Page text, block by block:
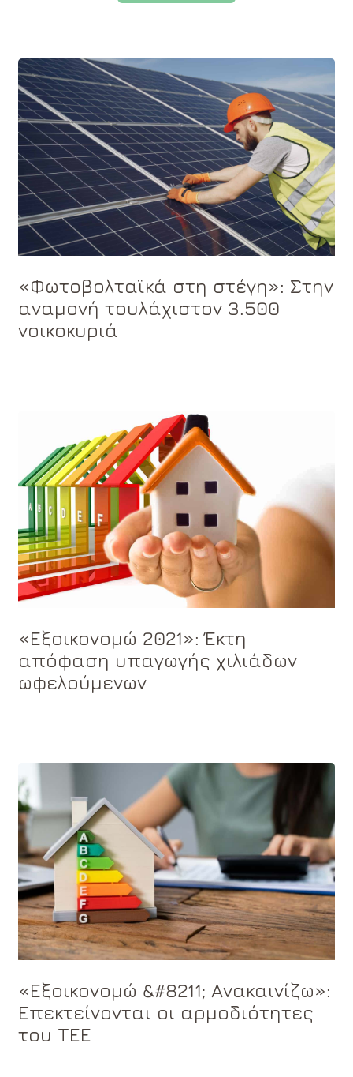
«Φωτοβολταϊκά στη στέγη»: Στην
αναμονή τουλάχιστον 3.500
νοικοκυριά
«Εξοικονομώ 2021»: Έκτη
απόφαση υπαγωγής χιλιάδων
ωφελούμενων
«Εξοικονομώ &#8211; Ανακαινίζω»:
Επεκτείνονται οι αρμοδιότητες
του ΤΕΕ